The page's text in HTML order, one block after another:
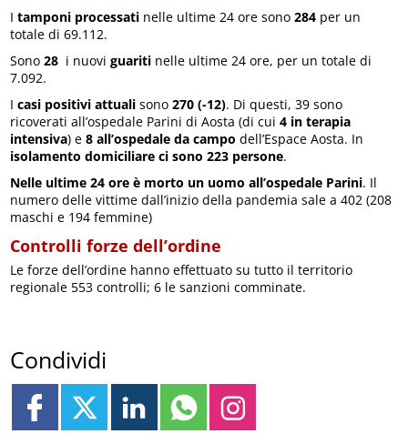
Itamponi processati nelle ultime 24 ore sono284 per un
totale di 69.112.
Sono28 i nuoviguariti nelle ultime 24 ore, per un totale di
7.092.
Icasi positivi attuali sono270 (-12). Di questi, 39 sono
ricoverati all’ospedale Parini di Aosta (di cui4 in terapia
intensiva) e8 all’ospedale da campo dell’Espace Aosta. In
isolamento domiciliare ci sono 223 persone.
Nelle ultime 24 ore è morto un uomo all’ospedale Parini. Il
numero delle vittime dall’inizio della pandemia sale a 402 (208
maschi e 194 femmine)
Controlli forze dell’ordine
Le forze dell’ordine hanno effettuato su tutto il territorio
regionale 553 controlli; 6 le sanzioni comminate.
Condividi